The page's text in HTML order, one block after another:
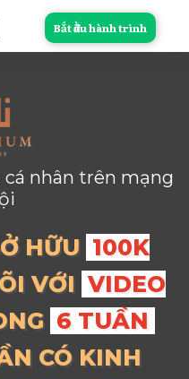
Bắt đầu hành trình
nhân trên mạng
HỮU 100K
VỚI VIDEO
6 TUẦN
CÓ KINH